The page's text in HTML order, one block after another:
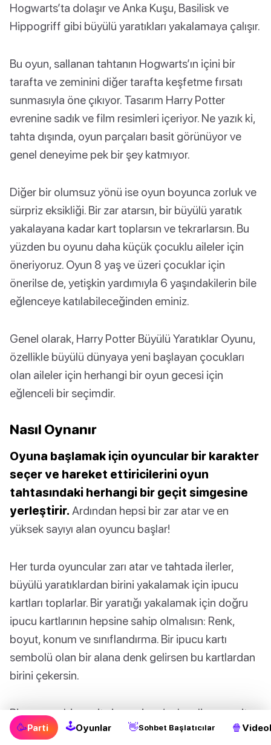
Hogwarts’ta dolaşır ve Anka Kuşu, Basilisk ve
Hippogriff gibi büyülü yaratıkları yakalamaya çalışır.
Bu oyun, sallanan tahtanın Hogwarts’ın içini bir
tarafta ve zeminini diğer tarafta keşfetme fırsatı
sunmasıyla öne çıkıyor. Tasarım Harry Potter
evrenine sadık ve film resimleri içeriyor. Ne yazık ki,
tahta dışında, oyun parçaları basit görünüyor ve
genel deneyime pek bir şey katmıyor.
Diğer bir olumsuz yönü ise oyun boyunca zorluk ve
sürpriz eksikliği. Bir zar atarsın, bir büyülü yaratık
yakalayana kadar kart toplarsın ve tekrarlarsın. Bu
yüzden bu oyunu daha küçük çocuklu aileler için
öneriyoruz. Oyun 8 yaş ve üzeri çocuklar için
önerilse de, yetişkin yardımıyla 6 yaşındakilerin bile
eğlenceye katılabileceğinden eminiz.
Genel olarak, Harry Potter Büyülü Yaratıklar Oyunu,
özellikle büyülü dünyaya yeni başlayan çocukları
olan aileler için herhangi bir oyun gecesi için
eğlenceli bir seçimdir.
Nasıl Oynanır
Oyuna başlamak için oyuncular bir karakter
seçer ve hareket ettiricilerini oyun
tahtasındaki herhangi bir geçit simgesine
yerleştirir. Ardından hepsi bir zar atar ve en
yüksek sayıyı alan oyuncu başlar!
Her turda oyuncular zarı atar ve tahtada ilerler,
büyülü yaratıklardan birini yakalamak için ipucu
kartları toplarlar. Bir yaratığı yakalamak için doğru
ipucu kartlarının hepsine sahip olmalısın: Renk,
boyut, konum ve sınıflandırma. Bir ipucu kartı
sembolü olan bir alana denk gelirsen bu kartlardan
birini çekersin.
Bir oyuncu bir geçit simgesine denk gelirse, geçit
simgelerinde olmayan tüm rakip hareket ettiricilerini
🥳Parti 🕹Oyunlar 👋Sohbet Başlatıcılar 🍿